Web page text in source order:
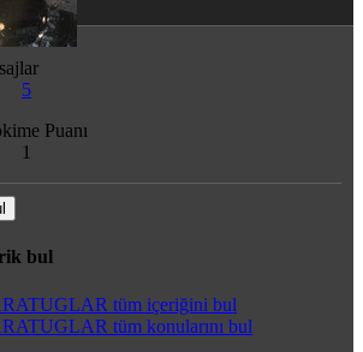
5
Puanı
1
bul
tüm içeriğini bul
tüm konularını bul